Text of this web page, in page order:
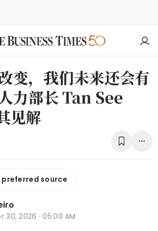
变，我们未来还会有
力部长 Tan See
见解
preferred source
30, 2026 · 05:00 AM